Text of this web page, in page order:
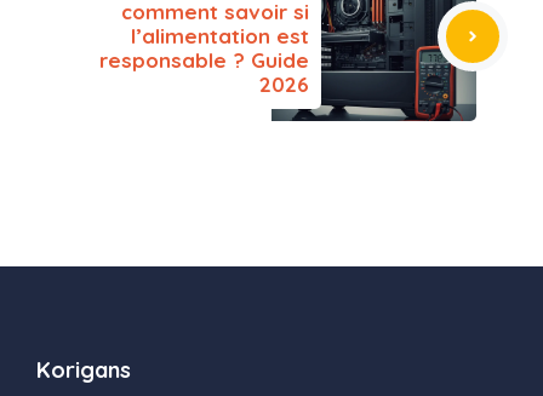
comment savoir si
l’alimentation est
responsable ? Guide
2026
Korigans